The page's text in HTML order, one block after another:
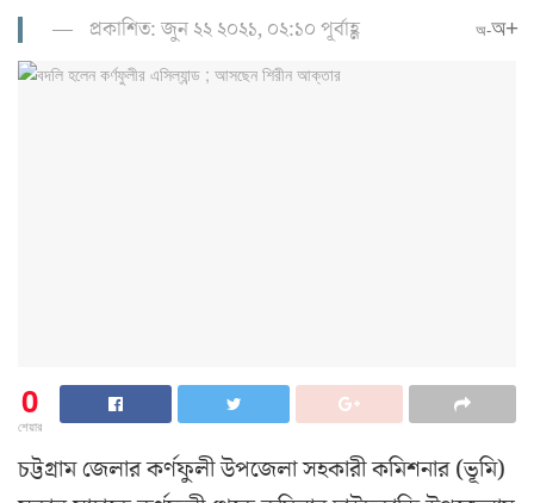
প্রকাশিত: জুন ২২ ২০২১, ০২:১০ পূর্বাহ্ণ অ-অ+
0
শেয়ার
চট্টগ্রাম জেলার কর্ণফুলী উপজেলা সহকারী কমিশনার (ভূমি)